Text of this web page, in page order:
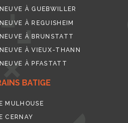
À GUEBWILLER
À REGUISHEIM
À BRUNSTATT
À VIEUX-THANN
À PFASTATT
BATIGE
MULHOUSE
CERNAY